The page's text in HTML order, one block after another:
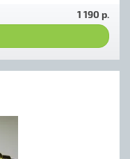
1 190 р.